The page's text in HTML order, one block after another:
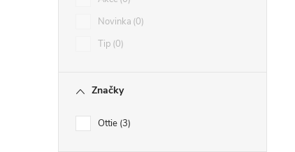
Novinka 0
Tip 0
Značky
Ottie 3